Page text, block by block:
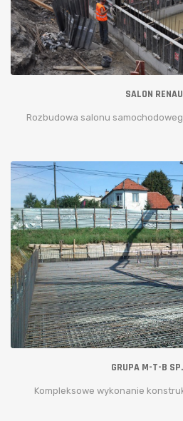
SALON
Rozbudowa salonu
GRUPA M-T-B
Kompleksowe wykonanie